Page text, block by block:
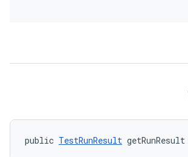
public TestRunResult